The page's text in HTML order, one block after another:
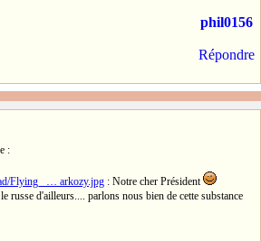
phil0156
Répondre
:
Flying_ … arkozy.jpg : Notre cher Président
russe d'ailleurs.... parlons nous bien de cette substance